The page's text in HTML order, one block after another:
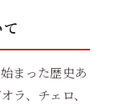
まった歴史あ
ラ、チェロ、